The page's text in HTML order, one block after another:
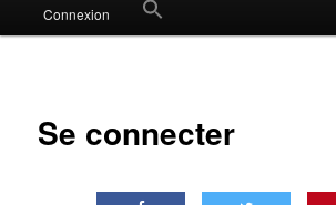
Connexion Search
Search Button
Se connecter